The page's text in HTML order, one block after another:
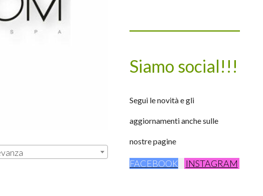
Siamo social!!!
Segui le novità e gli
aggiornamenti anche sulle
nostre pagine
FACEBOOK INSTAGRAM